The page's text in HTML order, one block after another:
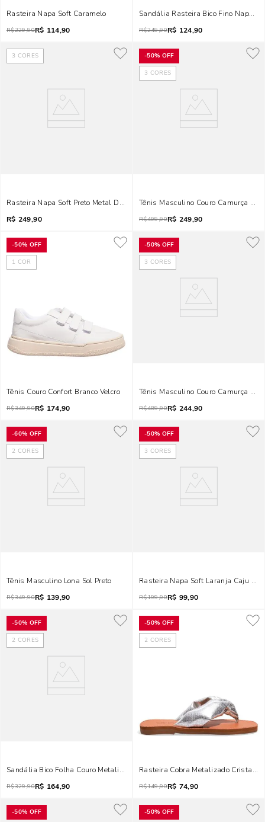
Rasteira Napa Soft Caramelo
R$229,90R$ 114,90
Sandália Rasteira Bico Fino Napa
R$249,90R$ 124,90
3 CORES
Rasteira Napa Soft Preto Metal Dourado
R$ 249,90
-50% OFF
3 CORES
Tênis Masculino Couro Camurça
R$499,90R$ 249,90
-50% OFF
1 COR
Tênis Couro Confort Branco Velcro
R$349,90R$ 174,90
-50% OFF
3 CORES
Tênis Masculino Couro Camurça
R$489,90R$ 244,90
-60% OFF
2 CORES
Tênis Masculino Lona Sol Preto
R$349,90R$ 139,90
-50% OFF
3 CORES
Rasteira Napa Soft Laranja Caju
R$199,90R$ 99,90
-50% OFF
2 CORES
Sandália Bico Folha Couro Metalizado Prata
R$329,90R$ 164,90
-50% OFF
2 CORES
Rasteira Cobra Metalizado Cristal
R$149,90R$ 74,90
-50% OFF -50% OFF